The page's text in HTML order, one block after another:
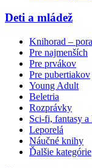
Deti a mládež
Knihorad –
Pre najmenších
Pre prvákov
Pre pubertiakov
Young Adult
Beletria
Rozprávky
Sci-fi, fantasy
Leporelá
Náučné knihy
Ďalšie kategórie